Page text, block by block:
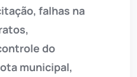
falhas na
do
municipal,